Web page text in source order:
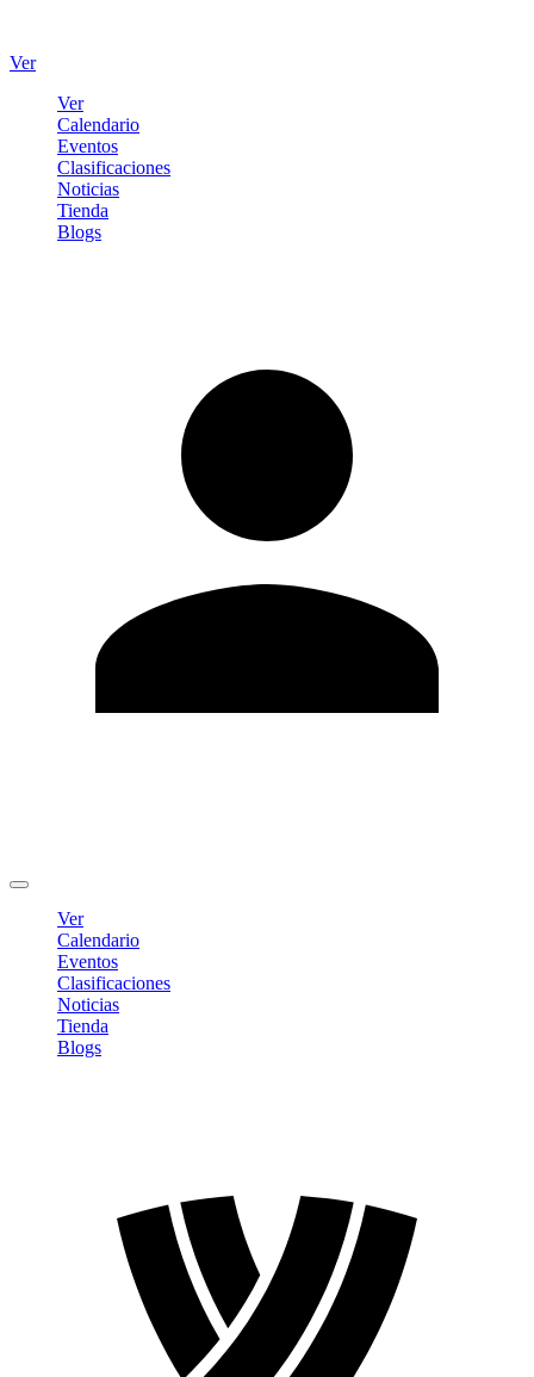
Ver
Ver
Calendario
Eventos
Clasificaciones
Noticias
Tienda
Blogs
Ver
Calendario
Eventos
Clasificaciones
Noticias
Tienda
Blogs